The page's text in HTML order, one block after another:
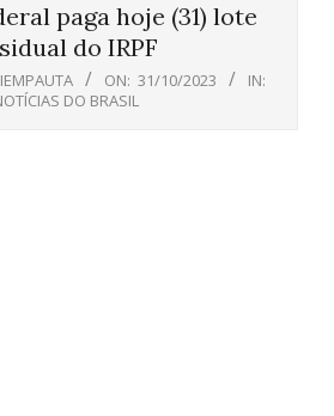
paga hoje (31) lote
do IRPF
ON: 31/10/2023
IN:
DO BRASIL